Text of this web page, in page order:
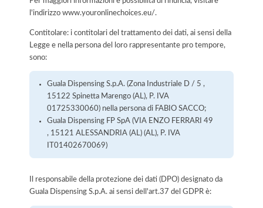
l'indirizzo www.youronlinechoices.eu/.
Contitolare: i contitolari del trattamento dei dati, ai sensi della
Legge e nella persona del loro rappresentante pro tempore,
sono:
Guala Dispensing S.p.A. (Zona Industriale D / 5 ,
15122 Spinetta Marengo (AL), P. IVA
01725330060) nella persona di FABIO SACCO;
Guala Dispensing FP SpA (VIA ENZO FERRARI 49
, 15121 ALESSANDRIA (AL) (AL), P. IVA
IT01402670069)
Il responsabile della protezione dei dati (DPO) designato da
Guala Dispensing S.p.A. ai sensi dell'art.37 del GDPR è: